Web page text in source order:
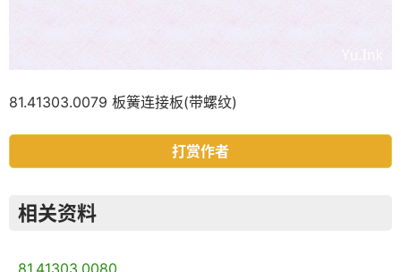
81.41303.0079 板簧连接板(带螺纹)
打赏作者
相关资料
81.41303.0080